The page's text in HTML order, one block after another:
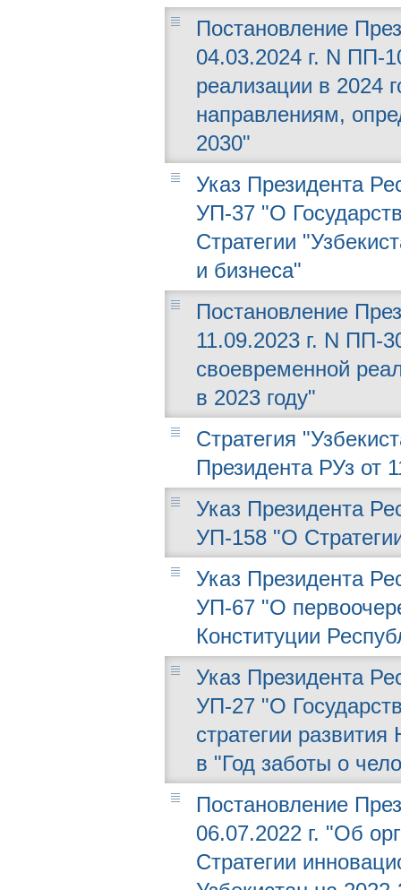
Постановление
04.03.2024 г. N ПП-
реализации в 2024
направлениям,
2030"
Указ Президента
УП-37 "О
Стратегии
и бизнеса"
Постановление
11.09.2023 г. N ПП-
своевременной
в 2023 году"
Стратегия
Президента РУз от
Указ Президента
УП-158 "О
Указ Президента
УП-67 "О
Конституции
Указ Президента
УП-27 "О
стратегии
в "Год заботы о
Постановление
06.07.2022 г. "Об
Стратегии